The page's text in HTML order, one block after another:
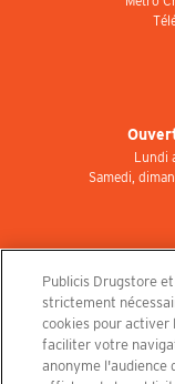
Lundi
Samedi,
Nous recrutons pour les
Conditions
Publicis Drugstore
strictement
cookies pour activer
faciliter votre
anonyme l'audience